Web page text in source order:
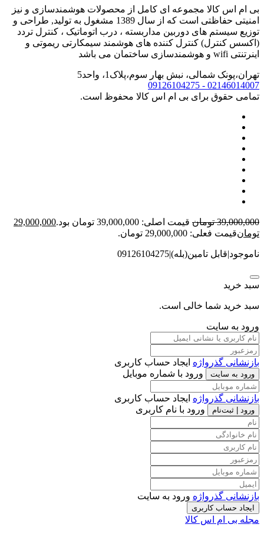
بی ام اس کالا مجموعه ای کامل از محصولات هوشمندسازی و نیز
امنیتی حفاظتی است که از سال 1389 مشغول به تولید, طراحی و
توزیع سیستم های دوربین مداربسته ، درب اتوماتیک ، کنترل تردد
(اکسس کنترل) کنترل کننده های هوشمند سیمکارتی ریموتی و
اینرتنتی wifi و هوشمندسازی ساختمان می باشد
تهران،پونک شمالی، نبش بهار سوم،پلاک1، واحد5
02146014007 - 09126104275
تمامی حقوق برای بی ام اس کالا محفوظ است.
39,000,000 تومان قیمت اصلی: 39,000,000 تومان بود.
29,000,000
تومانقیمت فعلی: 29,000,000 تومان.
ناموجود|قابل تامین(بله)|09126104275
سبد خرید
سبد خرید شما خالی است.
ورود به سایت
بازنشانی گذرواژه ایجاد حساب کاربری
ورود به سایت ورود با شماره موبایل
بازنشانی گذرواژه ایجاد حساب کاربری
ورود | ثبت‌نام ورود با نام کاربری
بازنشانی گذرواژه ورود به سایت
ایجاد حساب کاربری
مجله بی ام اس کالا